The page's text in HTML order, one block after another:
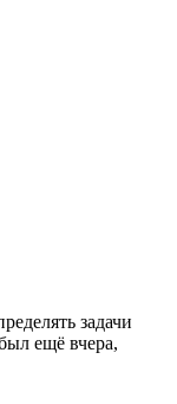
задачи
ещё вчера,